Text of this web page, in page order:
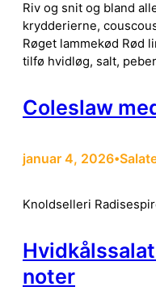
Riv og snit og bland
krydderierne,
Røget lammekød Rød
tilfø hvidløg, salt,
Coleslaw
januar 4, 2026•
Knoldselleri
noter